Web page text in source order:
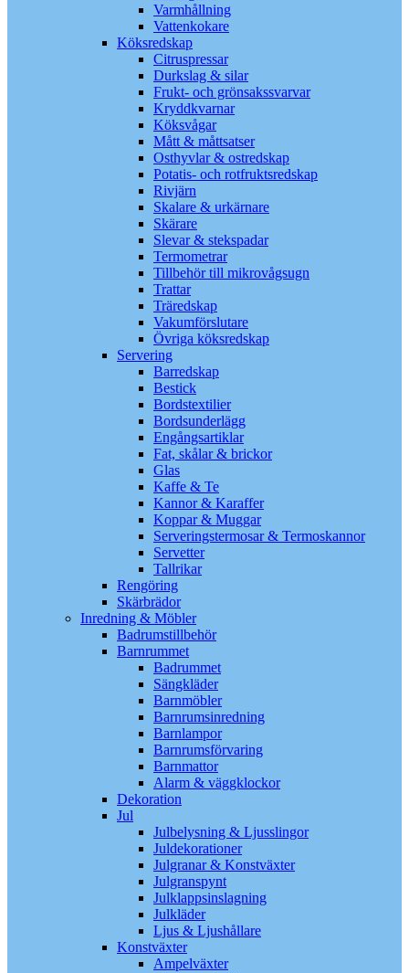
Varmhållning
Vattenkokare
Köksredskap
Citruspressar
Durkslag & silar
Frukt- och grönsakssvarvar
Kryddkvarnar
Köksvågar
Mått & måttsatser
Osthyvlar & ostredskap
Potatis- och rotfruktsredskap
Rivjärn
Skalare & urkärnare
Skärare
Slevar & stekspadar
Termometrar
Tillbehör till mikrovågsugn
Trattar
Träredskap
Vakumförslutare
Övriga köksredskap
Servering
Barredskap
Bestick
Bordstextilier
Bordsunderlägg
Engångsartiklar
Fat, skålar & brickor
Glas
Kaffe & Te
Kannor & Karaffer
Koppar & Muggar
Serveringstermosar & Termoskannor
Servetter
Tallrikar
Rengöring
Skärbrädor
Inredning & Möbler
Badrumstillbehör
Barnrummet
Badrummet
Sängkläder
Barnmöbler
Barnrumsinredning
Barnlampor
Barnrumsförvaring
Barnmattor
Alarm & väggklockor
Dekoration
Jul
Julbelysning & Ljusslingor
Juldekorationer
Julgranar & Konstväxter
Julgranspynt
Julklappsinslagning
Julkläder
Ljus & Ljushållare
Konstväxter
Ampelväxter